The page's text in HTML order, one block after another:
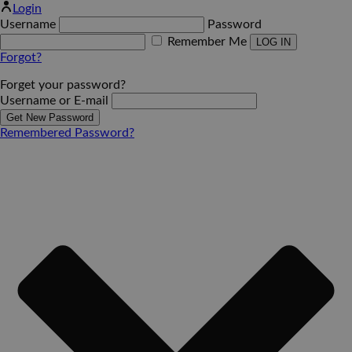
Login
Username
Password
Remember Me
Forgot?
Forget your password?
Username or E-mail
Remembered Password?